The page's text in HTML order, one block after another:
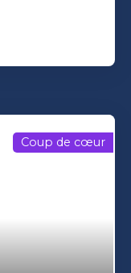
double
Coup de cœur